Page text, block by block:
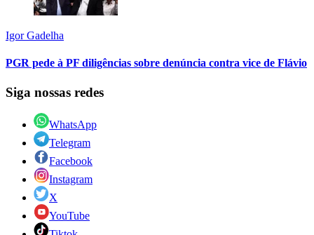
Igor Gadelha
PGR pede à PF diligências sobre denúncia contra vice de Flávio
Siga nossas redes
WhatsApp
Telegram
Facebook
Instagram
X
YouTube